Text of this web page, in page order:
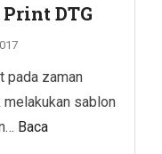
DTG
pada zaman
melakukan sablon
Baca